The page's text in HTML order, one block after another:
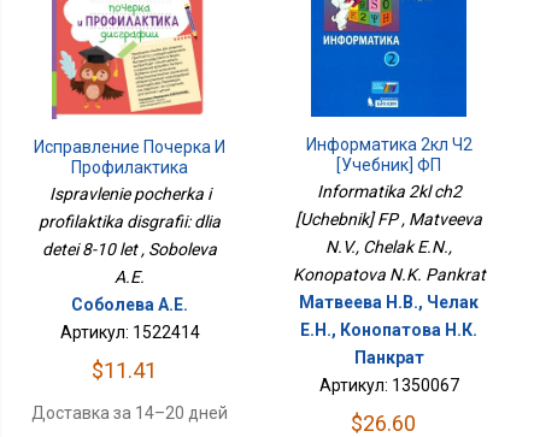
Исправление Почерка И
Профилактика
Дисграфии: Для Детей
8-10 Лет
Ispravlenie pocherka i
profilaktika disgrafii: dlia
detei 8-10 let , Soboleva
A.E.
Соболева А.Е.
Артикул: 1522414
$11.41
Доставка за 14–20 дней
Информатика 2кл Ч2
[Учебник] ФП
Informatika 2kl ch2
[Uchebnik] FP , Matveeva
N.V., Chelak E.N.,
Konopatova N.K. Pankrat
Матвеева Н.В., Челак
Е.Н., Конопатова Н.К.
Панкрат
Артикул: 1350067
$26.60